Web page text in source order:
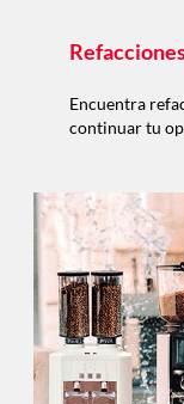
Encuentra
continuar tu